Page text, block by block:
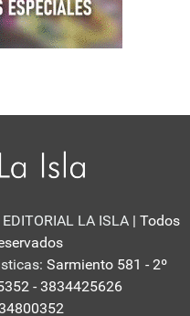
LA ISLA | Todos
Sarmiento 581 - 2º
- 3834425626